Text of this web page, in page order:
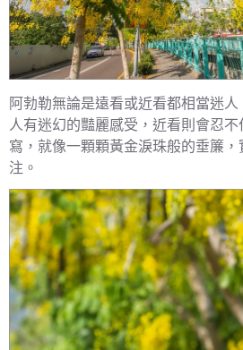
阿勃勒無論是遠看或近看都相當迷
人有迷幻的豔麗感受，近看則會忍
寫，就像一顆顆黃金淚珠般的垂簾，
注。